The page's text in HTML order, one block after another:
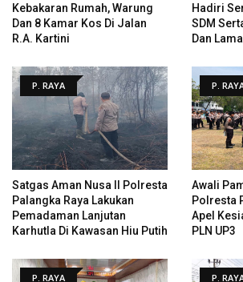
Kebakaran Rumah, Warung
Dan 8 Kamar Kos Di Jalan
R.A. Kartini
Hadiri
SDM
Dan
P. RAYA
Satgas Aman Nusa II Polresta
Palangka Raya Lakukan
Pemadaman Lanjutan
Karhutla Di Kawasan Hiu Putih
P.
Awali
Polresta
Apel
PLN UP3
P. RAYA P.